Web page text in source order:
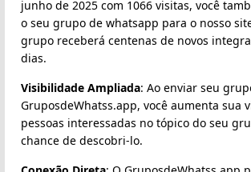
junho de 2025 com 1066 visitas, você
o seu grupo de whatsapp para o nosso
grupo receberá centenas de novos
dias.
Visibilidade Ampliada: Ao enviar seu
GruposdeWhatss.app, você aumenta sua
pessoas interessadas no tópico do seu
chance de descobri-lo.